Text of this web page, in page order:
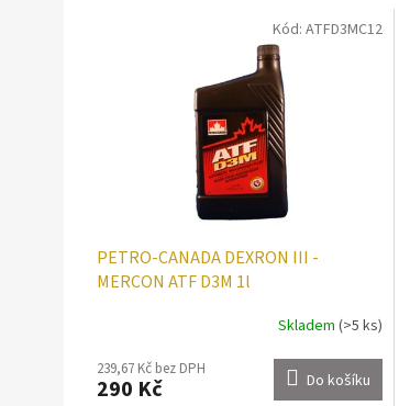
PETRO-CANADA DEXRON III -
MERCON ATF D3M 1l
Skladem (>5 ks)
239,67 Kč bez DPH
290 Kč Do košíku
Kód: ATFD3MC12